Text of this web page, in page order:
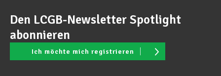
Den LCGB-Newsletter Spotlight
abonnieren
Ich möchte mich registrieren